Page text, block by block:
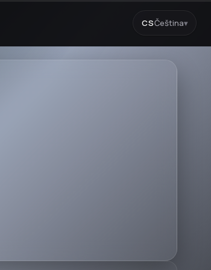
CSČeština▾